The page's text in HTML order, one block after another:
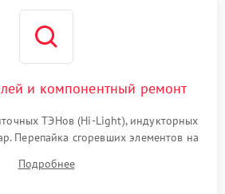
и компонентный ремонт
ТЭНов (Hi-Light), индукторных
Перепайка сгоревших элементов на
контактов и замена поврежденной
Подробнее